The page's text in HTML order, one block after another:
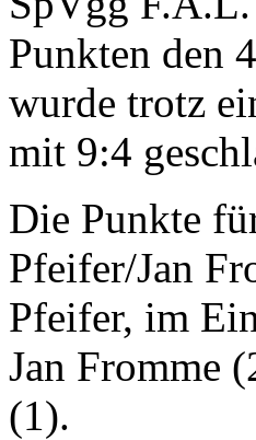
Punkten den
wurde trotz
mit 9:4
Die Punkte
Pfeifer/Jan
Pfeifer, im
Jan Fromme
(1).